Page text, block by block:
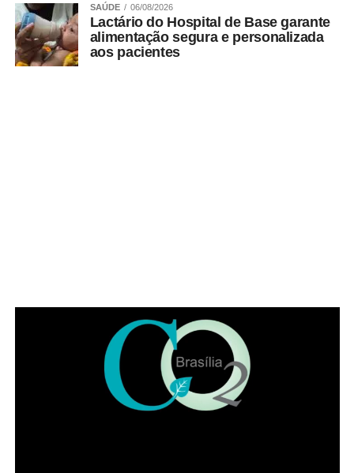
SAÚDE 06/08/2026
Lactário do Hospital de Base garante
alimentação segura e personalizada
aos pacientes